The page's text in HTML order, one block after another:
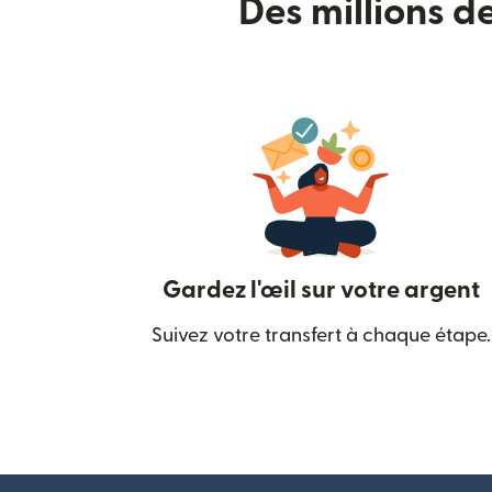
Des millions
Gardez l'œil sur votre argent
Suivez votre transfert à chaque étape.